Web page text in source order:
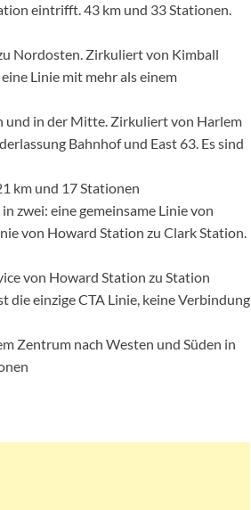
eintrifft. 43 km und 33 Stationen.
Nordosten. Zirkuliert von Kimball
Linie mit mehr als einem
und in der Mitte. Zirkuliert von Harlem
Bahnhof und East 63. Es sind
km und 17 Stationen
zwei: eine gemeinsame Linie von
von Howard Station zu Clark Station.
von Howard Station zu Station
die einzige CTA Linie, keine Verbindung
Zentrum nach Westen und Süden in